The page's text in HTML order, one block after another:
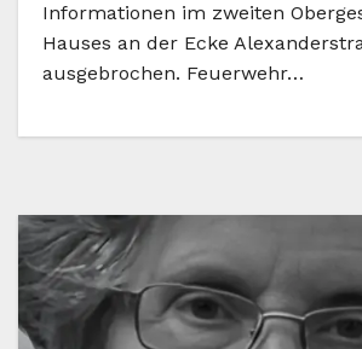
Informationen im zweiten
Hauses an der Ecke
ausgebrochen. Feuerwehr…